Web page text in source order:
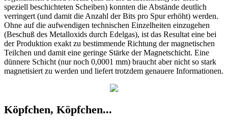
speziell beschichteten Scheiben) konnten die Abstände deutlich
verringert (und damit die Anzahl der Bits pro Spur erhöht) werden.
Ohne auf die aufwendigen technischen Einzelheiten einzugehen
(Beschuß des Metalloxids durch Edelgas), ist das Resultat eine bei
der Produktion exakt zu bestimmende Richtung der magnetischen
Teilchen und damit eine geringe Stärke der Magnetschicht. Eine
dünnere Schicht (nur noch 0,0001 mm) braucht aber nicht so stark
magnetisiert zu werden und liefert trotzdem genauere Informationen.
Köpfchen, Köpfchen...